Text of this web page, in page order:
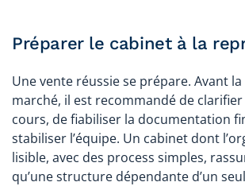
Préparer le cabinet à la
Une vente réussie se prépare. Avant
marché, il est recommandé de
cours, de fiabiliser la documentation
stabiliser l’équipe. Un cabinet dont
lisible, avec des process simples,
qu’une structure dépendante d’un